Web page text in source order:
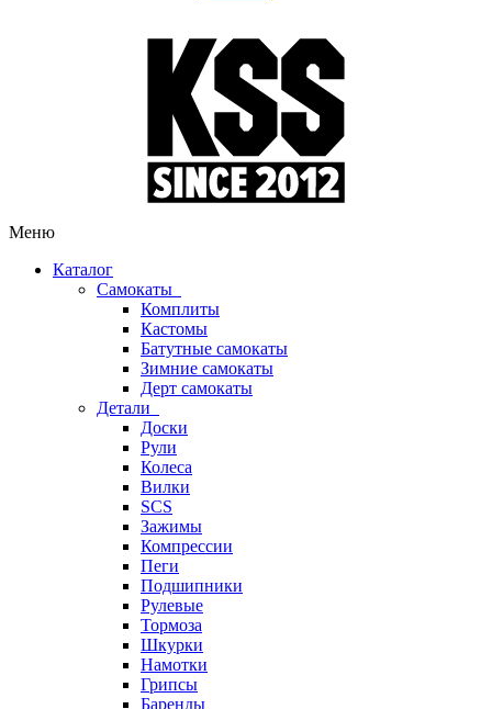
Меню
Каталог
Самокаты
Комплиты
Кастомы
Батутные самокаты
Зимние самокаты
Дерт самокаты
Детали
Доски
Рули
Колеса
Вилки
SCS
Зажимы
Компрессии
Пеги
Подшипники
Рулевые
Тормоза
Шкурки
Намотки
Грипсы
Баренды